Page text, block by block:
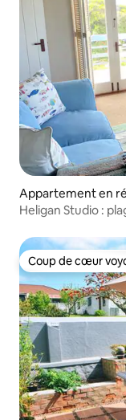
Appartement en
Heligan Studio :
Coup de cœur
Coup de cœur